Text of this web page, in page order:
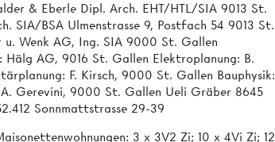
& Eberle Dipl. Arch. EHT/HTL/SIA 9013 St.
SIA/BSA Ulmenstrasse 9, Postfach 54 9013 St.
u. Wenk AG, Ing. SIA 9000 St. Gallen
Hälg AG, 9016 St. Gallen Elektroplanung: B.
F. Kirsch, 9000 St. Gallen Bauphysik:
Gerevini, 9000 St. Gallen Ueli Gräber 8645
Sonnmattstrasse 29-39
3 x 3V2 Zi; 10 x 4Vi Zi; 12